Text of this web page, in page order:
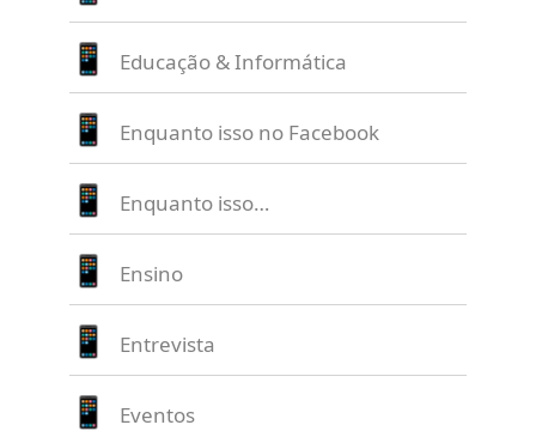
Educação & Informática
Enquanto isso no Facebook
Enquanto isso…
Ensino
Entrevista
Eventos